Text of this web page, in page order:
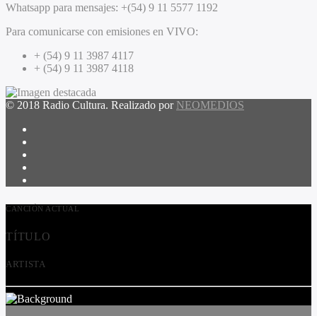
Whatsapp para mensajes: +(54) 9 11 5577 1192
Para comunicarse con emisiones en VIVO:
+ (54) 9 11 3987 4117
+ (54) 9 11 3987 4118
© 2018 Radio Cultura. Realizado por NEOMEDIOS
CANCIÓN ACTUAL
TÍTULO
ARTISTA